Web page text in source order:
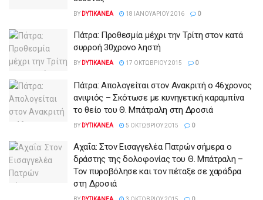
BY DYTIKANEA 18 ΙΑΝΟΥΑΡΊΟΥ 2016 0
Πάτρα: Προθεσμία μέχρι την Τρίτη στον κατά
συρροή 30χρονο ληστή
BY DYTIKANEA 17 ΟΚΤΩΒΡΊΟΥ 2015 0
Πάτρα: Απολογείται στον Ανακριτή ο 46χρονος
ανιψιός – Σκότωσε με κυνηγετική καραμπίνα
το θείο του Θ. Μπάτραλη στη Δροσιά
BY DYTIKANEA 5 ΟΚΤΩΒΡΊΟΥ 2015 0
Αχαΐα: Στον Εισαγγελέα Πατρών σήμερα ο
δράστης της δολοφονίας του Θ. Μπάτραλη –
Τον πυροβόλησε και τον πέταξε σε χαράδρα
στη Δροσιά